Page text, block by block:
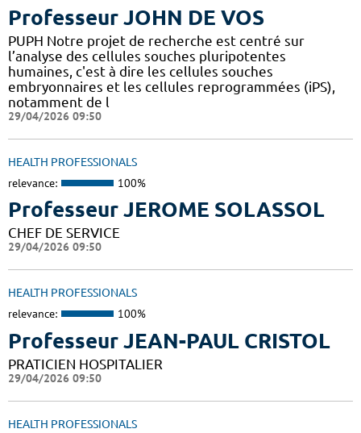
Professeur JOHN DE VOS
PUPH Notre projet de recherche est centré sur
l’analyse des cellules souches pluripotentes
humaines, c'est à dire les cellules souches
embryonnaires et les cellules reprogrammées (iPS),
notamment de l
29/04/2026 09:50
HEALTH PROFESSIONALS
relevance: 100%
Professeur JEROME SOLASSOL
CHEF DE SERVICE
29/04/2026 09:50
HEALTH PROFESSIONALS
relevance: 100%
Professeur JEAN-PAUL CRISTOL
PRATICIEN HOSPITALIER
29/04/2026 09:50
HEALTH PROFESSIONALS